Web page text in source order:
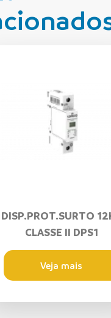
DISP.PROT.SURTO
CLASSE II DPS1
Veja mais